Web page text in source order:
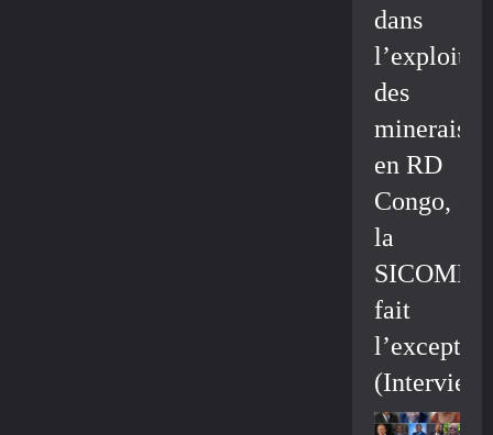
dans
des
minerais
en RD
Congo,
la
fait
(Interview)